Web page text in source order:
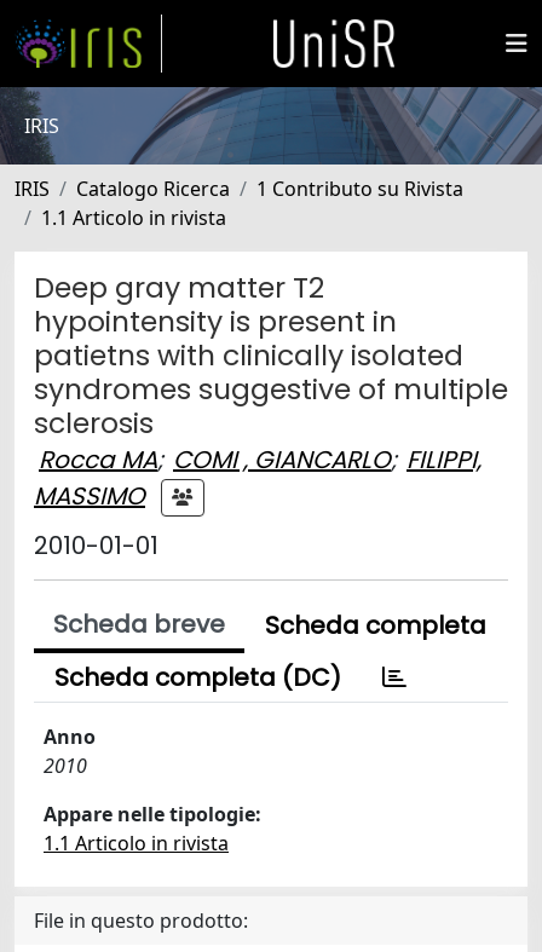
IRIS
IRIS Catalogo Ricerca
1 Contributo su Rivista
1.1 Articolo in rivista
Deep gray matter T2
hypointensity is present in
patietns with clinically isolated
syndromes suggestive of multiple
sclerosis
Rocca MA; COMI , GIANCARLO; FILIPPI,
MASSIMO
2010-01-01
Scheda breve
Scheda completa
Scheda completa (DC)
Anno
2010
Appare nelle tipologie:
1.1 Articolo in rivista
File in questo prodotto: